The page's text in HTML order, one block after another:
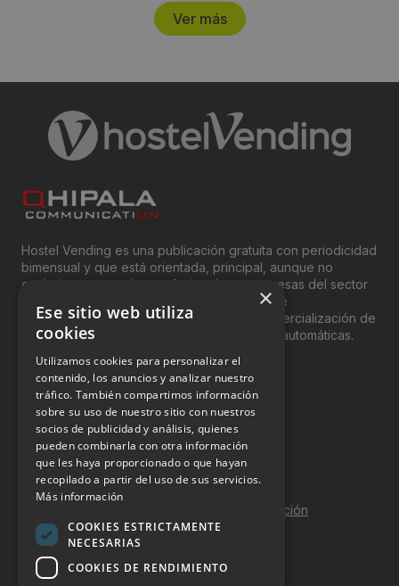
Ver más
Hostel Vending es una publicación gratuita con periodicidad
bimensual y que está orientada, principal, aunque no
exclusivamente, a los profesionales y empresas del sector
del “Vending”; nombre con el que se conoce
genéricamente entre profesionales a la comercialización de
productos y servicios a través de máquinas automáticas.
INFORMACIÓN LEGAL
Aviso Legal
Política de Privacidad
Política de Cookies
Política de calidad y seguridad de la información
Contacto
×
Ese sitio web utiliza
cookies
Utilizamos cookies para personalizar el
contenido, los anuncios y analizar nuestro
tráfico. También compartimos información
sobre su uso de nuestro sitio con nuestros
socios de publicidad y análisis, quienes
pueden combinarla con otra información
que les haya proporcionado o que hayan
recopilado a partir del uso de sus servicios.
Más información
COOKIES ESTRICTAMENTE
NECESARIAS
COOKIES DE RENDIMIENTO